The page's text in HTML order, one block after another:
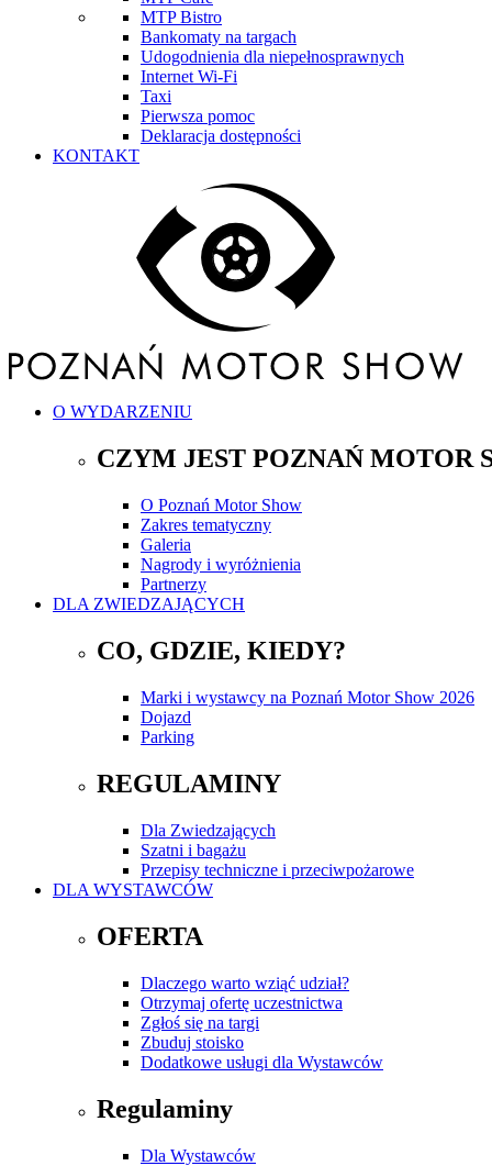
MTP Bistro
Bankomaty na targach
Udogodnienia dla niepełnosprawnych
Internet Wi-Fi
Taxi
Pierwsza pomoc
Deklaracja dostępności
KONTAKT
O WYDARZENIU
CZYM JEST POZNAŃ MOTOR
O Poznań Motor Show
Zakres tematyczny
Galeria
Nagrody i wyróżnienia
Partnerzy
DLA ZWIEDZAJĄCYCH
CO, GDZIE, KIEDY?
Marki i wystawcy na Poznań Motor Show 2026
Dojazd
Parking
REGULAMINY
Dla Zwiedzających
Szatni i bagażu
Przepisy techniczne i przeciwpożarowe
DLA WYSTAWCÓW
OFERTA
Dlaczego warto wziąć udział?
Otrzymaj ofertę uczestnictwa
Zgłoś się na targi
Zbuduj stoisko
Dodatkowe usługi dla Wystawców
Regulaminy
Dla Wystawców